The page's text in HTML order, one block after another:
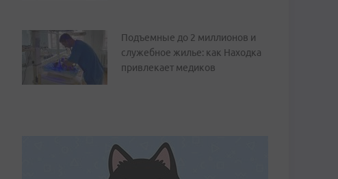
Подъемные до 2 миллионов и
служебное жилье: как Находка
привлекает медиков